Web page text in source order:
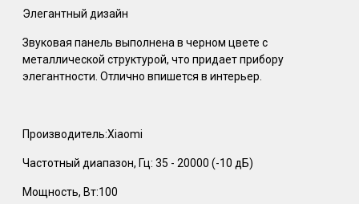
Элегантный дизайн
Звуковая панель выполнена в черном цвете с
металлической структурой, что придает прибору
элегантности. Отлично впишется в интерьер.
Производитель:Xiaomi
Частотный диапазон, Гц: 35 - 20000 (-10 дБ)
Мощность, Вт:100